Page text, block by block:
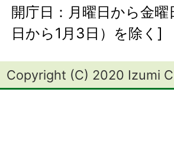
開庁日：月曜日から金
日から1月3日）を除く]
Copyright (C) 2020 Izumi